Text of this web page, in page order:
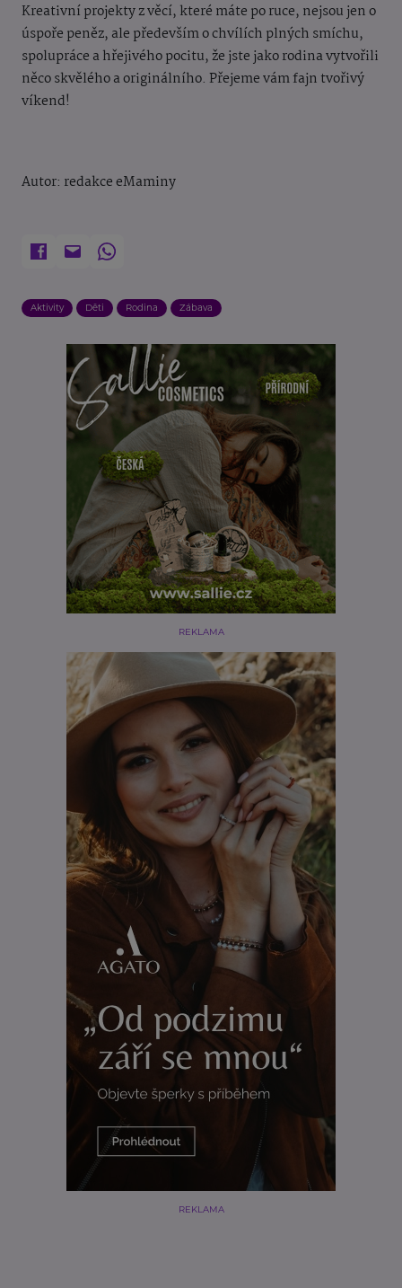
Kreativní projekty z věcí, které máte po ruce, nejsou jen o
úspoře peněz, ale především o chvílích plných smíchu,
spolupráce a hřejivého pocitu, že jste jako rodina vytvořili
něco skvělého a originálního. Přejeme vám fajn tvořivý
víkend!
Autor: redakce eMaminy
Aktivity Děti Rodina Zábava
REKLAMA
REKLAMA